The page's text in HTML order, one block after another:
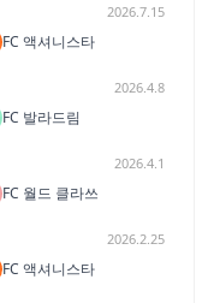
2026.7.15
FC 액셔니스타
2026.4.8
FC 발라드림
2026.4.1
FC 월드 클라쓰
2026.2.25
FC 액셔니스타